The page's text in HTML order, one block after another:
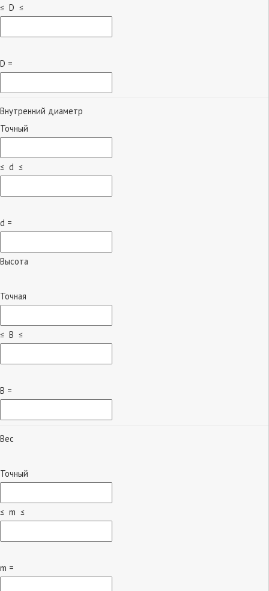
≤ D ≤
D =
Внутренний диаметр
Точный
≤ d ≤
d =
Высота
Точная
≤ B ≤
B =
Вес
Точный
≤ m ≤
m =